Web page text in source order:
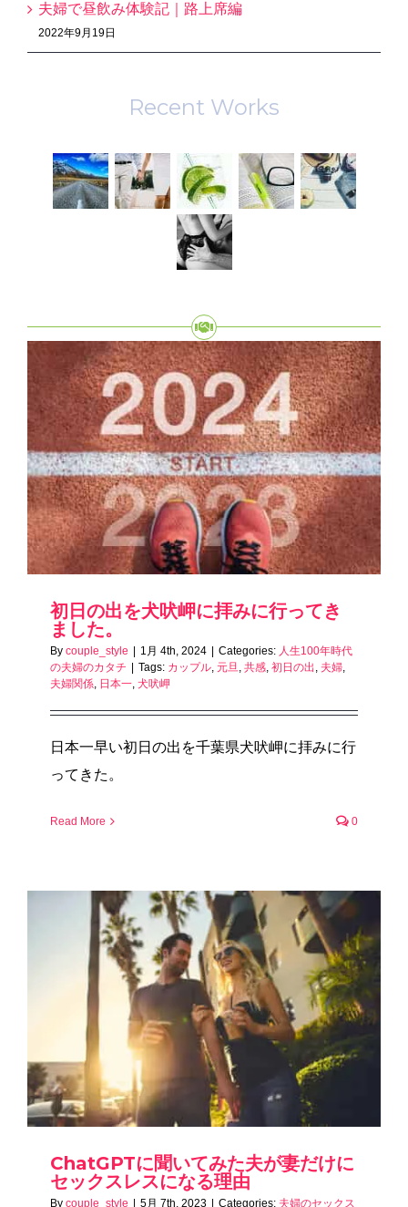
夫婦で昼飲み体験記｜路上席編
2022年9月19日
Recent Works
初日の出を犬吠岬に拝みに行ってき
ました。
By couple_style | 1月 4th, 2024 | Categories: 人生100年時代
の夫婦のカタチ | Tags: カップル 元旦 共感 初日の出 夫婦
夫婦関係 日本一 犬吠岬
日本一早い初日の出を千葉県犬吠岬に拝みに行
ってきた。
Read More 0
ChatGPTに聞いてみた夫が妻だけに
セックスレスになる理由
By couple_style | 5月 7th, 2023 | Categories: 夫婦のセックス